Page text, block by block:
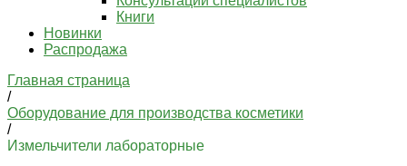
Книги
Новинки
Распродажа
Главная страница
/
Оборудование для производства косметики
/
Измельчители лабораторные